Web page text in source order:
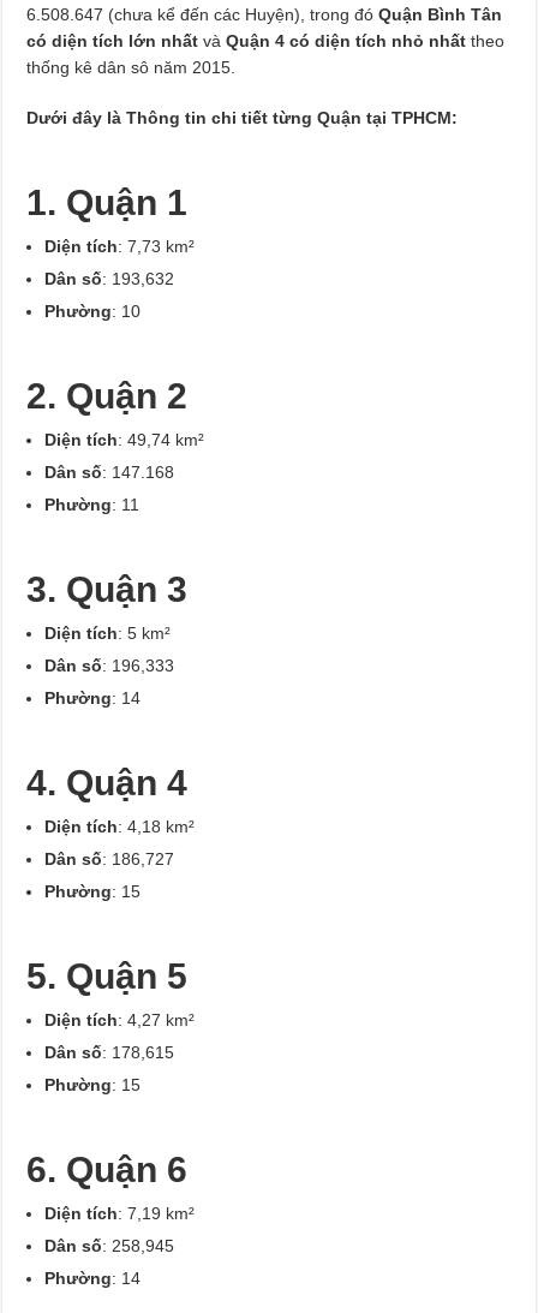
6.508.647 (chưa kể đến các Huyện), trong đóQuận Bình Tân
có diện tích lớn nhất vàQuận 4 có diện tích nhỏ nhất theo
thống kê dân sô năm 2015.
Dưới đây là Thông tin chi tiết từng Quận tại TPHCM:
1. Quận 1
Diện tích: 7,73 km²
Dân số: 193,632
Phường: 10
2. Quận 2
Diện tích: 49,74 km²
Dân số: 147.168
Phường: 11
3. Quận 3
Diện tích: 5 km²
Dân số: 196,333
Phường: 14
4. Quận 4
Diện tích: 4,18 km²
Dân số: 186,727
Phường: 15
5. Quận 5
Diện tích: 4,27 km²
Dân số: 178,615
Phường: 15
6. Quận 6
Diện tích: 7,19 km²
Dân số: 258,945
Phường: 14